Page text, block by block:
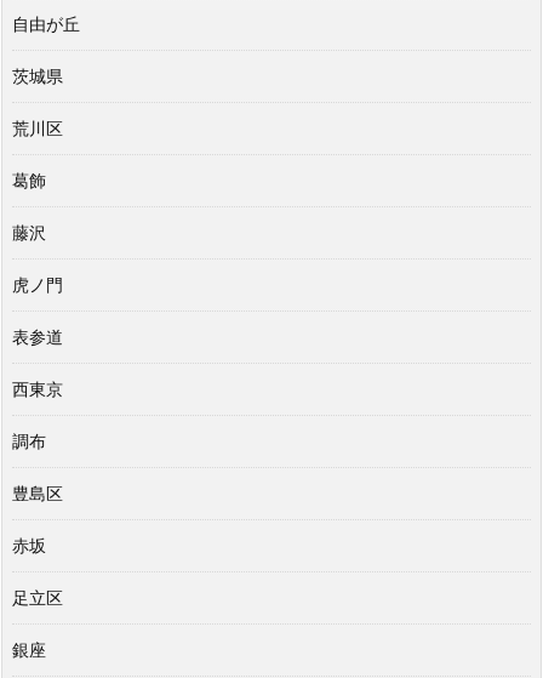
自由が丘
茨城県
荒川区
葛飾
藤沢
虎ノ門
表参道
西東京
調布
豊島区
赤坂
足立区
銀座